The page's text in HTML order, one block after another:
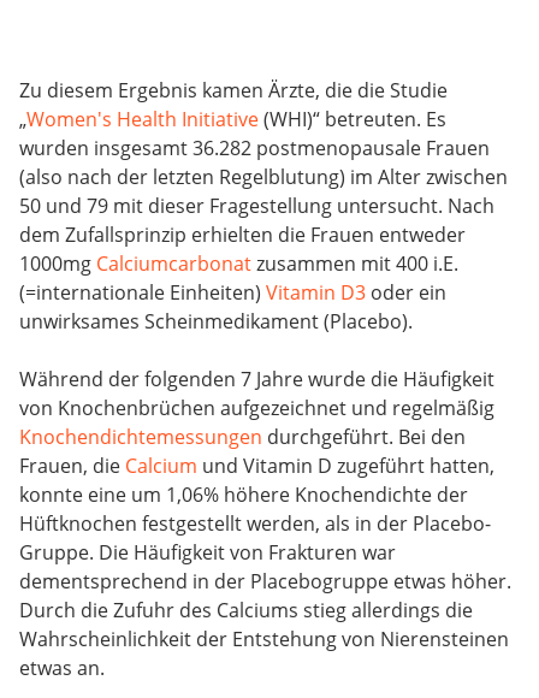
Zu diesem Ergebnis kamen Ärzte, die die Studie
„Women's Health Initiative(WHI)“ betreuten. Es
wurden insgesamt 36.282 postmenopausale Frauen
(also nach der letzten Regelblutung) im Alter zwischen
50 und 79 mit dieser Fragestellung untersucht. Nach
dem Zufallsprinzip erhielten die Frauen entweder
1000mg Calciumcarbonatzusammen mit 400 i.E.
(=internationale Einheiten) Vitamin D3 oder ein
unwirksames Scheinmedikament (Placebo).
Während der folgenden 7 Jahre wurde die Häufigkeit
von Knochenbrüchen aufgezeichnet und regelmäßig
Knochendichtemessungen durchgeführt. Bei den
Frauen, die Calcium und Vitamin D zugeführt hatten,
konnte eine um 1,06% höhere Knochendichte der
Hüftknochen festgestellt werden, als in der Placebo-
Gruppe. Die Häufigkeit von Frakturen war
dementsprechend in der Placebogruppe etwas höher.
Durch die Zufuhr des Calciums stieg allerdings die
Wahrscheinlichkeit der Entstehung von Nierensteinen
etwas an.